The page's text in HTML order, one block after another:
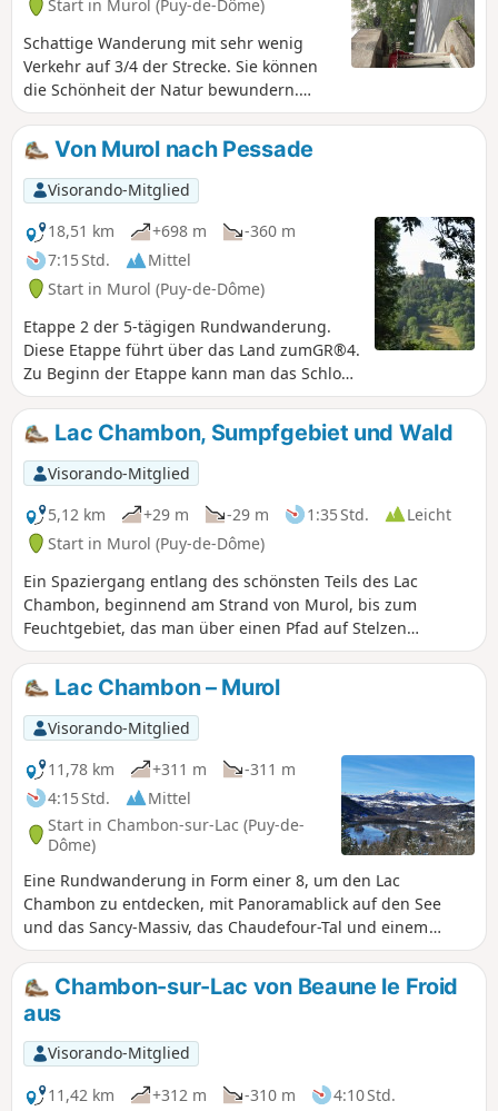
Start in Murol (Puy-de-Dôme)
Schattige Wanderung mit sehr wenig
Verkehr auf 3/4 der Strecke. Sie können
die Schönheit der Natur bewundern.
Passagen im Unterholz, auf breiten
Stegen, um die Sumpfgebiete und die
Aussichtspunkte auf den Lac Chambon zu
entdecken, ohne einen Blick auf die
Monts du Sancy und den Felsen der
Dents des Marais zu vergessen.
Von Murol nach Pessade
Visorando-Mitglied
18,51 km
+698 m
-360 m
7:15 Std.
Mittel
Start in Murol (Puy-de-Dôme)
Etappe 2 der 5-tägigen Rundwanderung.
Diese Etappe führt über das Land zumGR®4.
Zu Beginn der Etappe kann man das Schloss
von Murol und anschließend die
Höhlenwohnungen von Chautignat
entdecken.
Lac Chambon, Sumpfgebiet und Wald
Visorando-Mitglied
5,12 km
+29 m -29 m 1:35 Std.
Leicht
Start in Murol (Puy-de-Dôme)
Ein Spaziergang entlang des schönsten Teils des Lac
Chambon, beginnend am Strand von Murol, bis zum
Feuchtgebiet, das man über einen Pfad auf Stelzen
entdecken kann, und dann etwas höher gelegen zurück
durch den Bois des Bouves.
Lac Chambon – Murol
Visorando-Mitglied
11,78 km
+311 m
-311 m
4:15 Std.
Mittel
Start in Chambon-sur-Lac (Puy-de-
Dôme)
Eine Rundwanderung in Form einer 8, um den Lac
Chambon zu entdecken, mit Panoramablick auf den See
und das Sancy-Massiv, das Chaudefour-Tal und einem
Abstecher nach Murol mit seinem Schloss.
Chambon-sur-Lac von Beaune le Froid
aus
Visorando-Mitglied
11,42 km
+312 m -310 m
4:10 Std.